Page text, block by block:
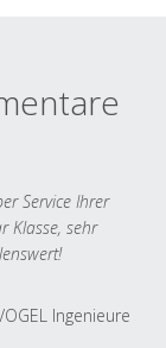
Service Ihrer
Klasse, sehr
Ingenieure